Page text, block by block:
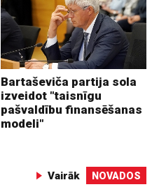
Bartaševiča partija sola
izveidot "taisnīgu
pašvaldību finansēšanas
modeli"
Vairāk NOVADOS